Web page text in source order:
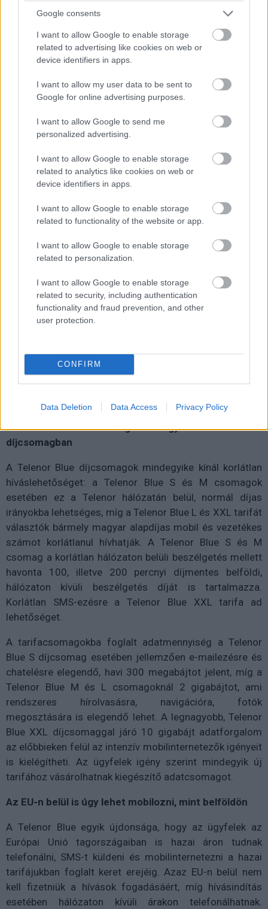
Google consents
I want to allow Google to enable storage
related to advertising like cookies on web or
device identifiers in apps.
I want to allow my user data to be sent to
Google for online advertising purposes.
I want to allow Google to send me
personalized advertising.
I want to allow Google to enable storage
related to analytics like cookies on web or
device identifiers in apps.
I want to allow Google to enable storage
related to functionality of the website or app.
I want to allow Google to enable storage
related to personalization.
I want to allow Google to enable storage
related to security, including authentication
functionality and fraud prevention, and other
user protection.
CONFIRM
Data Deletion Data Access Privacy Policy
Banovic Aleksandra, a Telenor digitális szolgáltatásokért
felelős vezérigazgató-helyettese.
A Telenor Blue mindegyik díjcsomagja korlátlan MyTV
adatforgalmat tartalmaz, valamint magában foglalja a
Telenor Blue-ra előfizetők nem csak számítógépen és
okostévén, hanem mobiltelefonjukon vagy táblagépükön,
akár a buszon ülve is bármikor belenézhetnek egy
futballmeccsbe anélkül, hogy a költségek vagy
Emellett mindegyik Telenor Blue tarifa része egy akár
tizenöt órányi online zenehallgatást biztosító MyMusic
Start 500 megabájtos adatcsomag is, amit a Deezer, az
Apple Music és a Tidal streaming zeneszolgáltatások,
használni a tarifacsomagban foglalt általános
adatkereten felül.
Korlátlan híváslehetőség mindegyik Telenor Blue
díjcsomagban
A Telenor Blue díjcsomagok mindegyike kínál korlátlan
híváslehetőséget: a Telenor Blue S és M csomagok
esetében ez a Telenor hálózatán belül, normál díjas
irányokba lehetséges, míg a Telenor Blue L és XXL tarifát
választók bármely magyar alapdíjas mobil és vezetékes
számot korlátlanul hívhatják. A Telenor Blue S és M
csomag a korlátlan hálózaton belüli beszélgetés mellett
havonta 100, illetve 200 percnyi díjmentes belföldi,
hálózaton kívüli beszélgetés díját is tartalmazza.
Korlátlan SMS-ezésre a Telenor Blue XXL tarifa ad
lehetőséget.
A tarifacsomagokba foglalt adatmennyiség a Telenor
Blue S díjcsomag esetében jellemzően e-mailezésre és
chatelésre elegendő, havi 300 megabájtot jelent, míg a
Telenor Blue M és L csomagoknál 2 gigabájtot, ami
rendszeres hírolvasásra, navigációra, fotók
megosztására is elegendő lehet. A legnagyobb, Telenor
Blue XXL díjcsomaggal járó 10 gigabájt adatforgalom
az előbbieken felül az intenzív mobilinternetezők igényeit
is kielégítheti. Az ügyfelek igény szerint mindegyik új
tarifához vásárolhatnak kiegészítő adatcsomagot.
Az EU-n belül is úgy lehet mobilozni, mint belföldön
A Telenor Blue egyik újdonsága, hogy az ügyfelek az
Európai Unió tagországaiban is hazai áron tudnak
telefonálni, SMS-t küldeni és mobilinternetezni a hazai
tarifájukban foglalt keret erejéig. Azaz EU-n belül nem
kell fizetniük a hívások fogadásáért, míg hívásindítás
esetében hálózaton kívüli árakon telefonálhatnak.